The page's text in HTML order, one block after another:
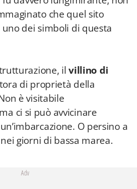
che quel sito
dei simboli di questa
ilvillino di
di proprietà della
è visitabile
ci si può avvicinare
O persino a
giorni di bassa marea.
Adv